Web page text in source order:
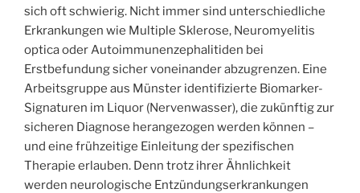
sich oft schwierig. Nicht immer sind unterschiedliche
Erkrankungen wie Multiple Sklerose, Neuromyelitis
optica oder Autoimmunenzephalitiden bei
Erstbefundung sicher voneinander abzugrenzen. Eine
Arbeitsgruppe aus Münster identifizierte Biomarker-
Signaturen im Liquor (Nervenwasser), die zukünftig zur
sicheren Diagnose herangezogen werden können –
und eine frühzeitige Einleitung der spezifischen
Therapie erlauben. Denn trotz ihrer Ähnlichkeit
werden neurologische Entzündungserkrankungen